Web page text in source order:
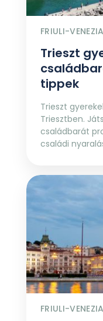
FRIULI-
Trieszt
tippek
Trieszt
Triesztben.
családbarát
családi
FRIULI-